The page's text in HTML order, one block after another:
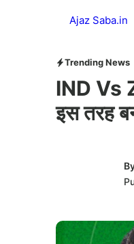
Ajaz Saba.in
Trending News
IND Vs
इस तरह